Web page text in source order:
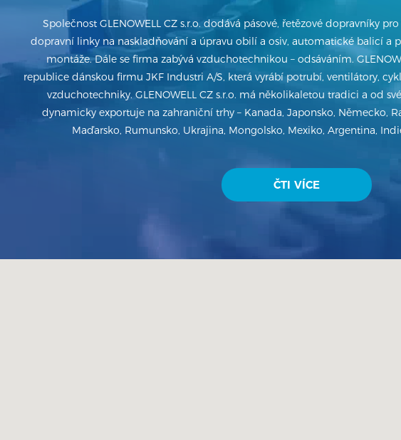
Společnost GLENOWELL CZ s.r.o. dodává pásové, řetězové dopravníky
dopravní linky na naskladňování a úpravu obilí a osiv, automatické balicí a
montáže. Dále se firma zabývá vzduchotechnikou – odsáváním.
republice dánskou firmu JKF Industri A/S, která vyrábí potrubí, ventilátory,
vzduchotechniky. GLENOWELL CZ s.r.o. má několikaletou tradici a od
dynamicky exportuje na zahraniční trhy – Kanada, Japonsko, Německo,
Maďarsko, Rumunsko, Ukrajina, Mongolsko, Mexiko, Argentina,
ČTI VÍCE